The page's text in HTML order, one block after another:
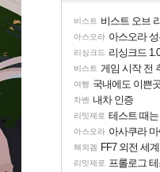
비스트 비스트 오브 리인카
아스오라 아스오라 성우
리싱크드 리싱크드
비스트 게임 시작 전
여행 국내에도 이쁜곳
차벤 내차 인증
리밋제로 테스트 때는 로비
아스오라 아사쿠라 마이
해외겜 FF7 외전 세
리밋제로 프롤로그 테스